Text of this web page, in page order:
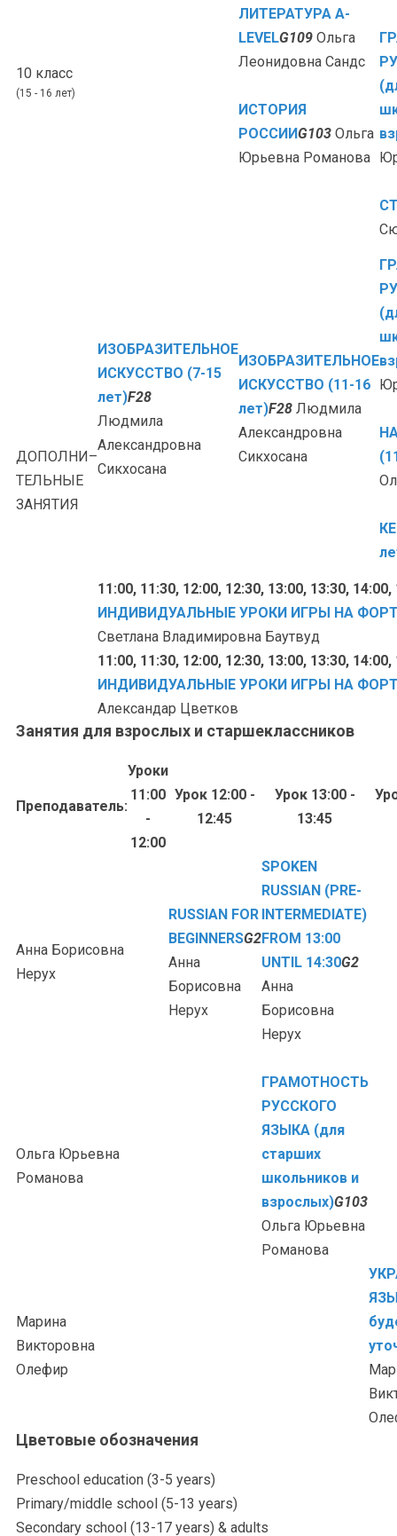
10 класс
(15 - 16 лет)
ЛИТЕРАТУРА A-
LEVELG109Ольга
Леонидовна Сандс
ИСТОРИЯ
РОССИИG103Ольга
Юрьевна Романова
ДОПОЛНИ–
ТЕЛЬНЫЕ
ЗАНЯТИЯ
ИЗОБРАЗИТЕЛЬНОЕ
ИСКУССТВО (7-15
лет)F28
Людмила
Александровна
Сикхосана
ИЗОБРАЗИТЕЛЬНОЕ
ИСКУССТВО (11-16
лет)F28Людмила
Александровна
Сикхосана
11:00, 11:30, 12:00, 12:30, 13:00, 13:30,
ИНДИВИДУАЛЬНЫЕ УРОКИ ИГРЫ НА
Светлана Владимировна Баутвуд
11:00, 11:30, 12:00, 12:30, 13:00, 13:30,
ИНДИВИДУАЛЬНЫЕ УРОКИ ИГРЫ НА
Александар Цветков
Занятия для взрослых и старшеклассников
Преподаватель:
Уроки
11:00
-
12:00
Урок 12:00 -
12:45
Урок 13:00 -
13:45
Анна Борисовна
Нерух
RUSSIAN FOR
BEGINNERSG2
Анна
Борисовна
Нерух
SPOKEN
RUSSIAN (PRE-
INTERMEDIATE)
FROM 13:00
UNTIL 14:30G2
Анна
Борисовна
Нерух
Ольга Юрьевна
Романова
ГРАМОТНОСТЬ
РУССКОГО
ЯЗЫКА (для
старших
школьников и
взрослых)G103
Ольга Юрьевна
Романова
Марина
Викторовна
Олефир
Цветовые обозначения
Preschool education (3-5 years)
Primary/middle school (5-13 years)
Secondary school (13-17 years) & adults